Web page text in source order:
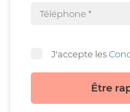
J'accepte les
Être